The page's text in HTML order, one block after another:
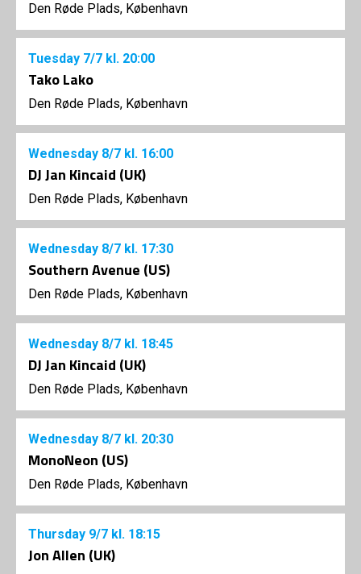
Den Røde Plads, København
Tuesday 7/7 kl. 20:00
Tako Lako
Den Røde Plads, København
Wednesday 8/7 kl. 16:00
DJ Jan Kincaid (UK)
Den Røde Plads, København
Wednesday 8/7 kl. 17:30
Southern Avenue (US)
Den Røde Plads, København
Wednesday 8/7 kl. 18:45
DJ Jan Kincaid (UK)
Den Røde Plads, København
Wednesday 8/7 kl. 20:30
MonoNeon (US)
Den Røde Plads, København
Thursday 9/7 kl. 18:15
Jon Allen (UK)